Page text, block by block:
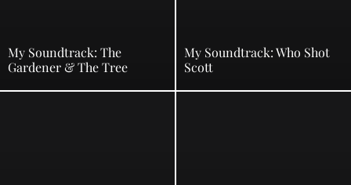
My Soundtrack: The
Gardener & The Tree
My Soundtrack: Who Shot
Scott